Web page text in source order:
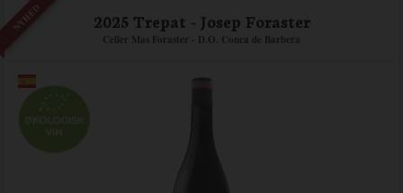
NYHED 2025 Trepat - Josep Foraster
Celler Mas Foraster - D.O. Conca de Barbera